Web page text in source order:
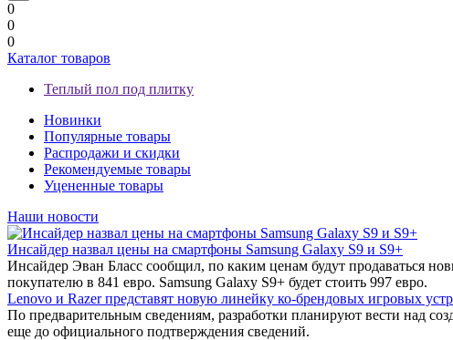
0
0
0
Каталог товаров
Теплый пол под плитку
Новинки
Популярные товары
Распродажи и скидки
Рекомендуемые товары
Уцененные товары
Наши новости
Инсайдер назвал цены на смартфоны Samsung Galaxy S9 и S9+
Инсайдер Эван Бласс сообщил, по каким ценам будут продаваться
покупателю в 841 евро. Samsung Galaxy S9+ будет стоить 997 евро.
Lenovo и Razer представят новую линейку ко-брендовых игровых
По предварительным сведениям, разработки планируют вести над
еще до официального подтверждения сведений.